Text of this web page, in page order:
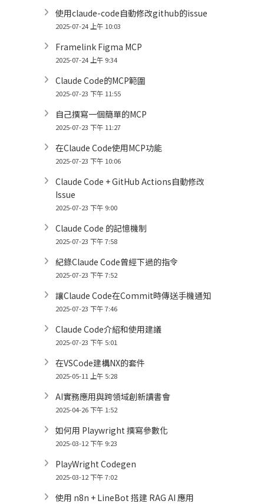
使用claude-code自動修改github的issue
2025-07-24 上午 10:03
Framelink Figma MCP
2025-07-24 上午 9:34
Claude Code的MCP範圍
2025-07-23 下午 11:55
自己撰寫一個簡單的MCP
2025-07-23 下午 11:27
在Claude Code使用MCP功能
2025-07-23 下午 10:06
Claude Code + GitHub Actions自動修改
Issue
2025-07-23 下午 9:00
Claude Code 的記憶機制
2025-07-23 下午 7:58
紀錄Claude Code曾經下過的指令
2025-07-23 下午 7:52
讓Claude Code在Commit時傳送手機通知
2025-07-23 下午 7:46
Claude Code介紹和使用建議
2025-07-23 下午 5:01
在VSCode建構NX的套件
2025-05-11 上午 5:28
AI實務應用與跨領域創新讀書會
2025-04-26 下午 1:52
如何用 Playwright 撰寫參數化
2025-03-12 下午 9:23
PlayWright Codegen
2025-03-12 下午 7:02
使用 n8n + LineBot 搭建 RAG AI 應用